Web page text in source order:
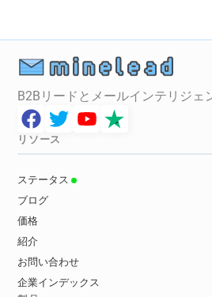
B2Bリードとメールインテリジェ
リソース
ステータス
ブログ
価格
紹介
お問い合わせ
企業インデックス